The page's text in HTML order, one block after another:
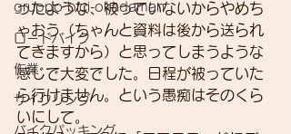
gruppo bici-okadaman
ロードバイク
作業
サイクリング
バイクパッキング
ったような、被っていないからやめち
ゃおう（ちゃんと資料は後から送られ
てきますから）と思ってしまうような
感じで大変でした。日程が被っていた
ら行けません。という愚痴はそのくら
いにして。